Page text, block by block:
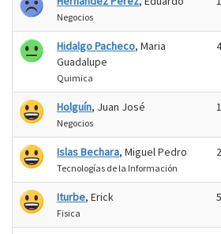
Negocios
Hidalgo Pacheco, Maria
Guadalupe
Quimica
4
Holguín, Juan José
Negocios
1
Islas Bechara, Miguel Pedro
Tecnologías de la Información
2
Iturbe, Erick
Fisica
5